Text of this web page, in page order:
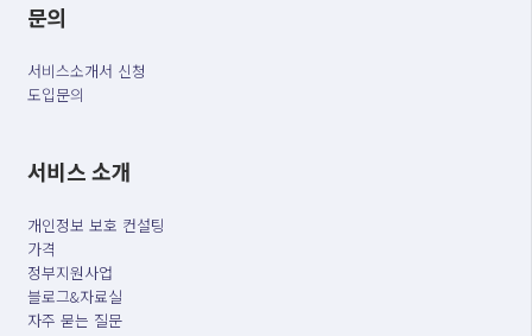
문의
서비스소개서 신청
도입문의
서비스 소개
개인정보 보호 컨설팅
가격
정부지원사업
블로그&자료실
자주 묻는 질문